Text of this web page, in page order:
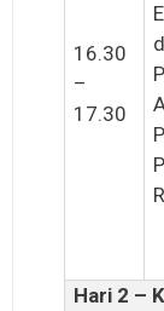
16.30
–
17.30
Hari 2 –